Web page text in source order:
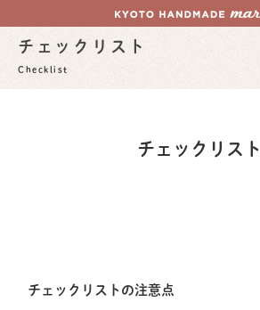
チェックリスト
Checklist
チェックリスト
チェックリストの注意点